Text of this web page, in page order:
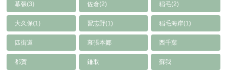
幕張(3) 佐倉(2) 稲毛(2)
大久保(1) 習志野(1) 稲毛海岸(1)
四街道 幕張本郷 西千葉
都賀 鎌取 蘇我